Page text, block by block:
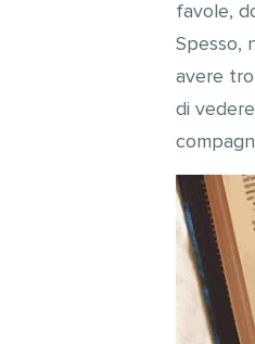
favole,
Spesso,
avere
di